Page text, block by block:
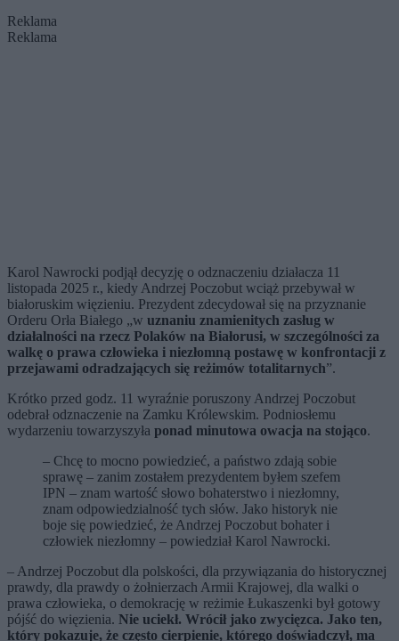
Reklama
Reklama
Karol Nawrocki podjął decyzję o odznaczeniu działacza 11
listopada 2025 r., kiedy Andrzej Poczobut wciąż przebywał w
białoruskim więzieniu. Prezydent zdecydował się na przyznanie
Orderu Orła Białego „w uznaniu znamienitych zasług w
działalności na rzecz Polaków na Białorusi, w szczególności za
walkę o prawa człowieka i niezłomną postawę w konfrontacji z
przejawami odradzających się reżimów totalitarnych”.
Krótko przed godz. 11 wyraźnie poruszony Andrzej Poczobut
odebrał odznaczenie na Zamku Królewskim. Podniosłemu
wydarzeniu towarzyszyła ponad minutowa owacja na stojąco.
– Chcę to mocno powiedzieć, a państwo zdają sobie
sprawę – zanim zostałem prezydentem byłem szefem
IPN – znam wartość słowo bohaterstwo i niezłomny,
znam odpowiedzialność tych słów. Jako historyk nie
boje się powiedzieć, że Andrzej Poczobut bohater i
człowiek niezłomny – powiedział Karol Nawrocki.
– Andrzej Poczobut dla polskości, dla przywiązania do historycznej
prawdy, dla prawdy o żołnierzach Armii Krajowej, dla walki o
prawa człowieka, o demokrację w reżimie Łukaszenki był gotowy
pójść do więzienia. Nie uciekł. Wrócił jako zwycięzca. Jako ten,
który pokazuje, że często cierpienie, którego doświadczył, ma